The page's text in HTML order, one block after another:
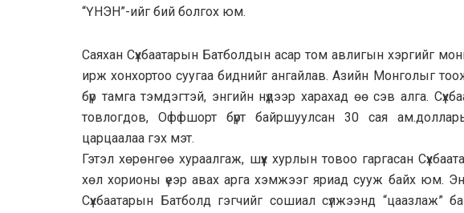
“ҮНЭН”-ийг бий болгох юм.
Саяхан Сүхбаатарын Батболдын асар том авлигын хэргийг
ирж хонхортоо суугаа биднийг ангайлав. Азийн Монголыг
бүр тамга тэмдэгтэй, энгийн нүдээр харахад өө сэв алга.
товлогдов, Оффшорт бүрт байршуулсан 30 сая
царцаалаа гэх мэт.
Гэтэл хөрөнгөө хураалгаж, шүүх хурлын товоо гаргасан
хөл хорионы үеэр авах арга хэмжээг яриад сууж байх юм.
Сүхбаатарын Батболд гэгчийг сошиал сүлжээнд “цаазлаж”